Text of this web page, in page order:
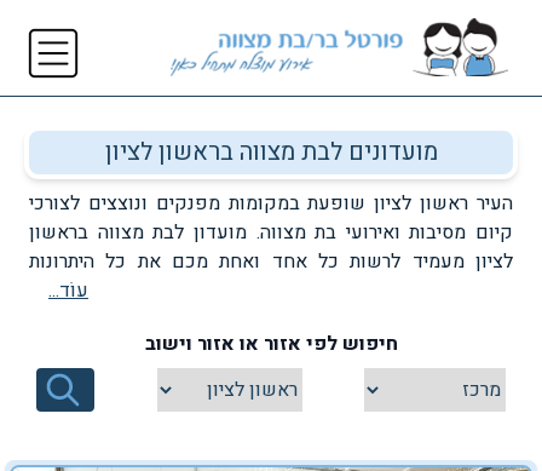
מועדונים לבת מצווה בראשון לציון
העיר ראשון לציון שופעת במקומות מפנקים ונוצצים לצורכי
קיום מסיבות ואירועי בת מצווה. מועדון לבת מצווה בראשון
לציון מעמיד לרשות כל אחד ואחת מכם את כל היתרונות
המפנקים של האירוע המושלם, החל משירותי אירוח ייחודיים,
הפקה ותכנון של האירוע המושלם. זה הזמן ליהנות מהיצע
המקומות הכי מיוחדים שיש בעיר ראשון לציון, המיועדים
בעיקר לצורכי קיום מסיבות ואירועי בת מצווה. במידה וגם את
את רוצה להעניק לחברותייך את המסיבה הכי כיפית בעיר, זה
עוֹד...
חיפוש לפי אזור או אזור וישוב